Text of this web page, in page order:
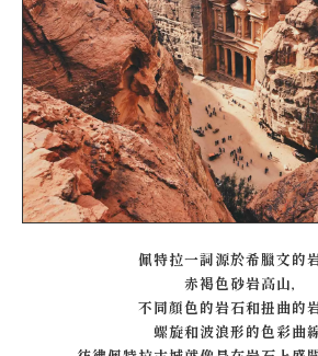
佩特拉一詞源於希臘文的岩
赤褐色砂岩高山，
不同顏色的岩石和扭曲的岩
螺旋和波浪形的色彩曲線